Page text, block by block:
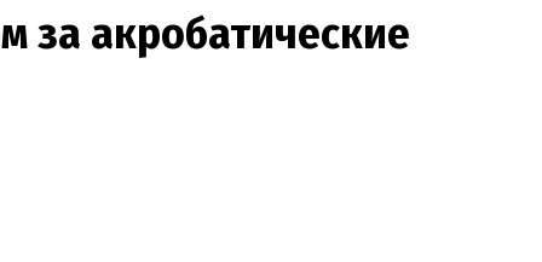
за акробатические